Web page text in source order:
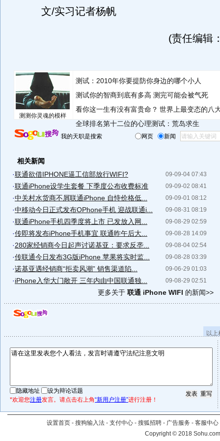
文/实习记者杨帆
(责任编辑
测测你灵魂的模样
测试：2010年你要提防你身边的哪个小人
测试你的智商到底有多高 测完可能会被气死
看你这一生有没有富贵命？ 世界上最变态的八
全球排名第十二位的心理测试：荒岛求生
我的天职是搜索 网页 新闻
相关新闻
09-09-04 07:43
·联通欲借IPHONE逼工信部放行WIFI?
09-09-02 08:41
·联通iPhone设学生套餐 下季度公布收费标准
09-09-01 08:12
·中关村水货商不屑联通iPhone 自恃价格低...
09-08-31 08:19
·中移动今日正式发布OPhone手机 迎战联通i...
09-08-29 02:59
·联通iPhone手机四季度将上市 已发放入网...
09-08-28 14:09
·传即将发布iPhone手机事宜 联通昨午后大...
09-08-04 02:54
·280家经销商今日起声讨诺基亚：要求反垄...
09-08-28 03:39
·传联通今日发布3G版iPhone 苹果将实时监...
09-06-29 01:03
·诺基亚遇经销商“拒卖风潮” 销售渠道陷...
09-08-29 02:51
·iPhone入华大门敞开 三年内由中国联通独...
更多关于 联通 iPhone WIFI 的新闻>>
以
隐藏地址
设为辩论话题
*欢迎您注册发言。请点击右上角“新用户注册”进行注册！
设置首页 - 搜狗输入法 - 支付中心 - 搜狐招聘 - 广告服务 - 客服中心
Copyright©2018